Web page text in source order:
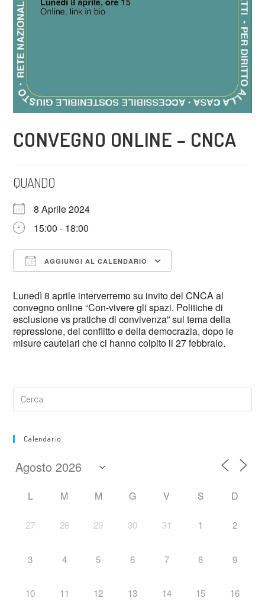
CONVEGNO ONLINE – CNCA
QUANDO
8 Aprile 2024
15:00 - 18:00
AGGIUNGI AL CALENDARIO
Lunedì 8 aprile interverremo su invito del CNCA al
convegno online “Con-vivere gli spazi. Politiche di
esclusione vs pratiche di convivenza” sul tema della
repressione, del conflitto e della democrazia, dopo le
misure cautelari che ci hanno colpito il 27 febbraio.
Calendario
L M M G V S D
27 28 29 30 31 1 2
3 4 5 6 7 8 9
10 11 12 13 14 15 16